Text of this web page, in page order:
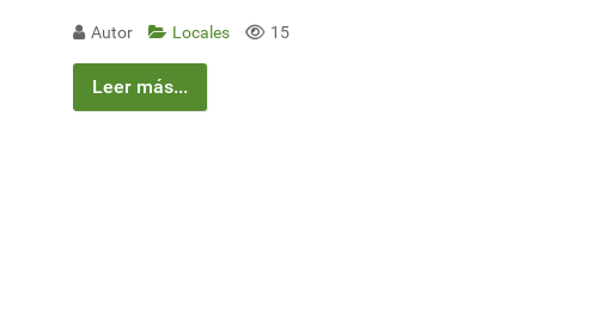
Autor Locales 15
Leer más...